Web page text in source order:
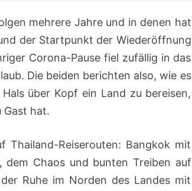
mehrere Jahre und in denen hat
der Startpunkt der Wiederöffnung
Corona-Pause fiel zufällig in das
Die beiden berichten also, wie es
über Kopf ein Land zu bereisen,
Gast hat.
Reiserouten: Bangkok mit
dem Chaos und bunten Treiben auf
Ruhe im Norden des Landes mit